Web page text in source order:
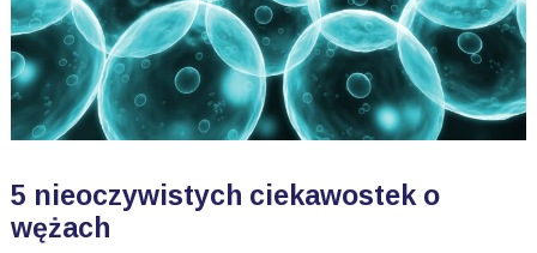
5 nieoczywistych ciekawostek o
wężach